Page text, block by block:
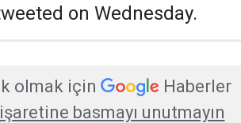
on Wednesday.
olmak için Haberler
basmayı unutmayın